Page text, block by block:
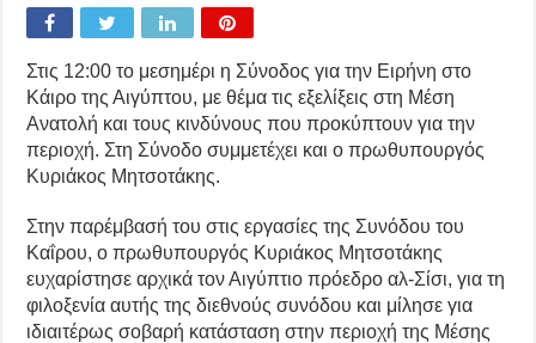
Στις 12:00 το μεσημέρι η Σύνοδος για την Ειρήνη στο
Κάιρο της Αιγύπτου, με θέμα τις εξελίξεις στη Μέση
Ανατολή και τους κινδύνους που προκύπτουν για την
περιοχή. Στη Σύνοδο συμμετέχει και ο πρωθυπουργός
Κυριάκος Μητσοτάκης.
Στην παρέμβασή του στις εργασίες της Συνόδου του
Καΐρου, ο πρωθυπουργός Κυριάκος Μητσοτάκης
ευχαρίστησε αρχικά τον Αιγύπτιο πρόεδρο αλ-Σίσι, για τη
φιλοξενία αυτής της διεθνούς συνόδου και μίλησε για
ιδιαιτέρως σοβαρή κατάσταση στην περιοχή της Μέσης